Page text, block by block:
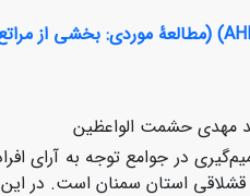
مهدی حشمت الواعظین
در جوامع توجه به آرای
استان سمنان است. در این